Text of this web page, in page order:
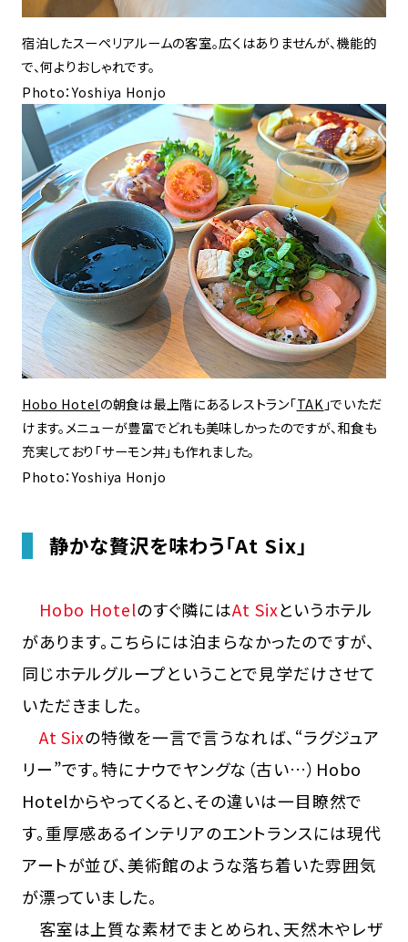
宿泊したスーペリアルームの客室。広くはありませんが、機能的
で、何よりおしゃれです。
Photo：Yoshiya Honjo
Hobo Hotelの朝食は最上階にあるレストラン「TAK 」でいただ
けます。メニューが豊富でどれも美味しかったのですが、和食も
充実しており「サーモン丼」も作れました。
Photo：Yoshiya Honjo
静かな贅沢を味わう「At Six」
Hobo Hotelのすぐ隣にはAt Sixというホテル
があります。こちらには泊まらなかったのですが、
同じホテルグループということで見学だけさせて
いただきました。
At Sixの特徴を一言で言うなれば、“ラグジュア
リー”です。特にナウでヤングな（古い…）Hobo
Hotelからやってくると、その違いは一目瞭然で
す。重厚感あるインテリアのエントランスには現代
アートが並び、美術館のような落ち着いた雰囲気
が漂っていました。
客室は上質な素材でまとめられ、天然木やレザ